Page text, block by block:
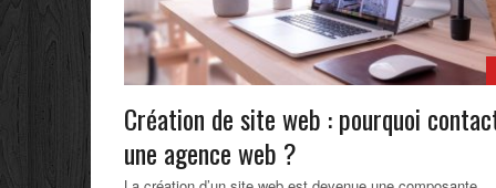
Création de site web : pourquoi
une agence web ?